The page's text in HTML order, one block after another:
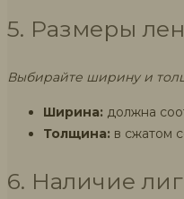
5. Размеры
Выбирайте ширину и
Ширина: должна
Толщина: в сжатом
6. Наличие